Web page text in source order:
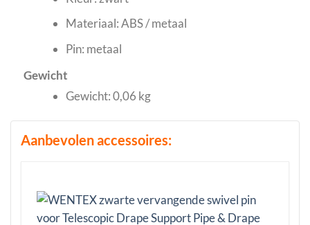
Materiaal: ABS / metaal
Pin: metaal
Gewicht
Gewicht: 0,06 kg
Aanbevolen accessoires: